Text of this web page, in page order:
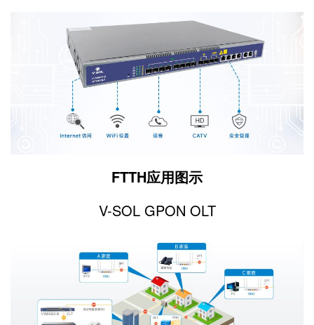
FTTH应用图示
V-SOL GPON OLT